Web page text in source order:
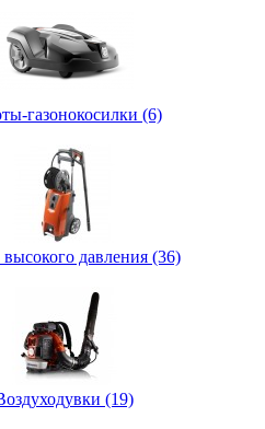
газонокосилки (6)
давления (36)
(19)